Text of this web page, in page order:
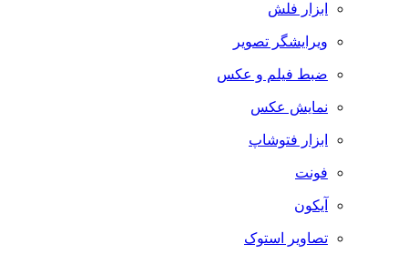
ابزار فلش
ویرایشگر تصویر
ضبط فيلم و عكس
نمایش عکس
ابزار فتوشاپ
فونت
آیکون
تصاویر استوک